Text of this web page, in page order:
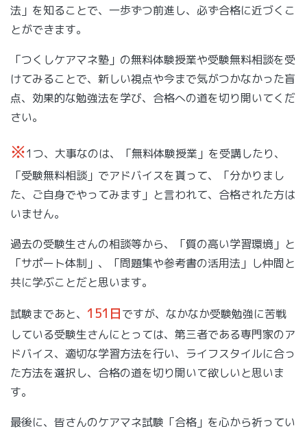
法」を知ることで、一歩ずつ前進し、必ず合格に近づくこ
とができます。
「つくしケアマネ塾」の無料体験授業や受験無料相談を受
けてみることで、新しい視点や今まで気がつかなかった盲
点、効果的な勉強法を学び、合格への道を切り開いてくだ
さい。
※1つ、大事なのは、「無料体験授業」を受講したり、
「受験無料相談」でアドバイスを貰って、「分かりまし
た、ご自身でやってみます」と言われて、合格された方は
いません。
過去の受験生さんの相談等から、「質の高い学習環境」と
「サポート体制」、「問題集や参考書の活用法」し仲間と
共に学ぶことだと思います。
試験まであと、 151日ですが、なかなか受験勉強に苦戦
している受験生さんにとっては、第三者である専門家のア
ドバイス、適切な学習方法を行い、ライフスタイルに合っ
た方法を選択し、合格の道を切り開いて欲しいと思いま
す。
最後に、皆さんのケアマネ試験「合格」を心から祈ってい